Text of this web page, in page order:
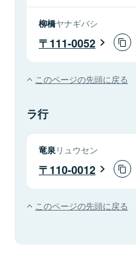
柳橋ヤナギバシ
111-0052
このページの先頭に戻る
ラ行
竜泉 リュウセン
110-0012
このページの先頭に戻る